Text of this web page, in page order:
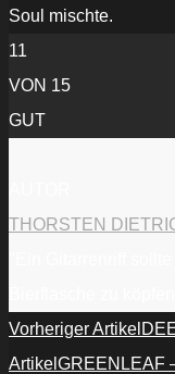
Soul mischte.
11
VON 15
GUT
THORSTEN
Vorheriger Artikel
Artikel GREENLEAF